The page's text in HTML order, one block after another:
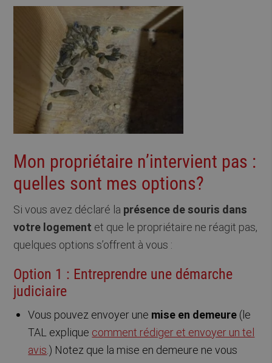
Mon propriétaire n’intervient pas :
quelles sont mes options?
Si vous avez déclaré la présence de souris dans
votre logement et que le propriétaire ne réagit pas,
quelques options s’offrent à vous :
Option 1 : Entreprendre une démarche
judiciaire
Vous pouvez envoyer une mise en demeure (le
TAL explique comment rédiger et envoyer un tel
avis .) Notez que la mise en demeure ne vous